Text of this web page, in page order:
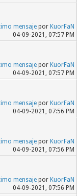
mensajepor KuorFaN
04-09-2021, 07:57 PM
mensajepor KuorFaN
04-09-2021, 07:57 PM
mensajepor KuorFaN
04-09-2021, 07:56 PM
mensajepor KuorFaN
04-09-2021, 07:56 PM
mensajepor KuorFaN
04-09-2021, 07:56 PM